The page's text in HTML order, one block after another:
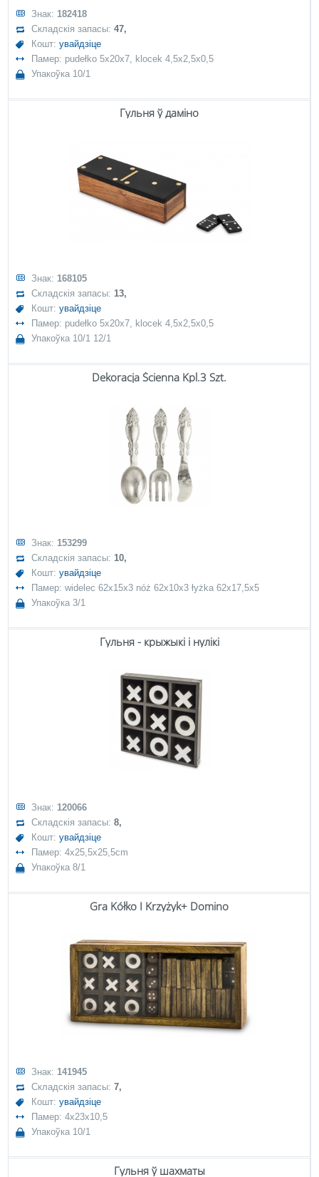
Знак: 182418
Складскія запасы:47,
Кошт:увайдзіце
Памер: pudełko 5x20x7, klocek 4,5x2,5x0,5
Упакоўка 10/1
Гульня ў даміно
Знак: 168105
Складскія запасы:13,
Кошт:увайдзіце
Памер: pudełko 5x20x7, klocek 4,5x2,5x0,5
Упакоўка 10/1 12/1
Dekoracja Ścienna Kpl.3 Szt.
Знак: 153299
Складскія запасы:10,
Кошт:увайдзіце
Памер: widelec 62x15x3 nóż 62x10x3 łyżka 62x17,5x5
Упакоўка 3/1
Гульня - крыжыкі і нулікі
Знак: 120066
Складскія запасы:8,
Кошт:увайдзіце
Памер: 4x25,5x25,5cm
Упакоўка 8/1
Gra Kółko I Krzyżyk+ Domino
Знак: 141945
Складскія запасы:7,
Кошт:увайдзіце
Памер: 4x23x10,5
Упакоўка 10/1
Гульня ў шахматы